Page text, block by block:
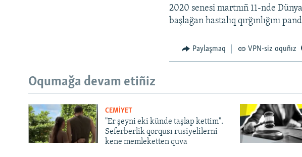
2020 senesi martnıñ 11-nde
başlağan hastalıq qırğınlığını
Paylaşmaq VPN-siz oquñız
Oqumağa devam etiñiz
CEMİYET
"Er şeyni eki künde taşlap kettim".
Seferberlik qorqusı rusiyelilerni
kene memleketten quva